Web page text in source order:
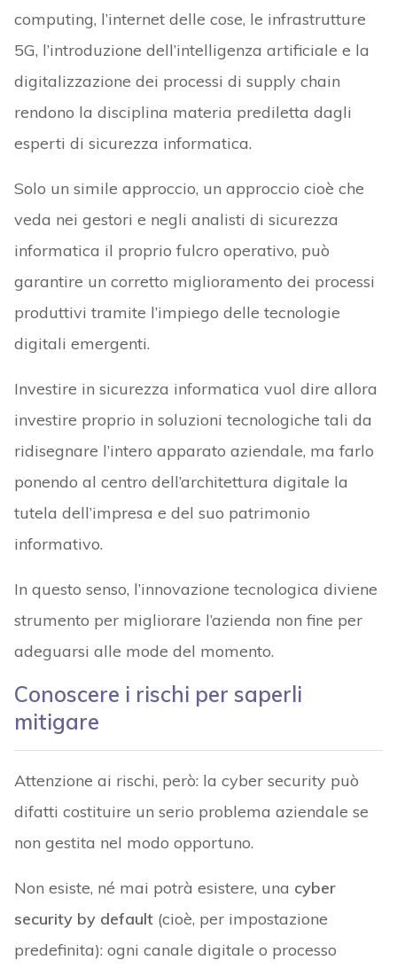
computing, l’internet delle cose, le infrastrutture
5G, l’introduzione dell’intelligenza artificiale e la
digitalizzazione dei processi di supply chain
rendono la disciplina materia prediletta dagli
esperti di sicurezza informatica.
Solo un simile approccio, un approccio cioè che
veda nei gestori e negli analisti di sicurezza
informatica il proprio fulcro operativo, può
garantire un corretto miglioramento dei processi
produttivi tramite l’impiego delle tecnologie
digitali emergenti.
Investire in sicurezza informatica vuol dire allora
investire proprio in soluzioni tecnologiche tali da
ridisegnare l’intero apparato aziendale, ma farlo
ponendo al centro dell’architettura digitale la
tutela dell’impresa e del suo patrimonio
informativo.
In questo senso, l’innovazione tecnologica diviene
strumento per migliorare l’azienda non fine per
adeguarsi alle mode del momento.
Conoscere i rischi per saperli
mitigare
Attenzione ai rischi, però: la cyber security può
difatti costituire un serio problema aziendale se
non gestita nel modo opportuno.
Non esiste, né mai potrà esistere, una cyber
security by default(cioè, per impostazione
predefinita): ogni canale digitale o processo